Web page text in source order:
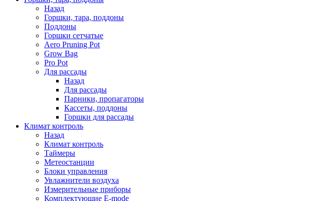
Назад
Горшки, тара, поддоны
Поддоны
Горшки сетчатые
Aero Pruning Pot
Grow Bag
Pro Pot
Для рассады
Назад
Для рассады
Парники, пропагаторы
Кассеты, поддоны
Горшки для рассады
Климат контроль
Назад
Климат контроль
Таймеры
Метеостанции
Блоки управления
Увлажнители воздуха
Измерительные приборы
Комплектующие E-mode